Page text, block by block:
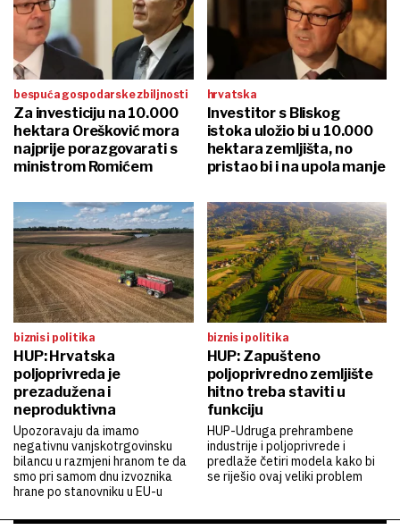
bespuća gospodarske zbiljnosti
Za investiciju na 10.000
hektara Orešković mora
najprije porazgovarati s
ministrom Romićem
hrvatska
Investitor s Bliskog
istoka uložio bi u 10.000
hektara zemljišta, no
pristao bi i na upola manje
biznis i politika
HUP: Hrvatska
poljoprivreda je
prezadužena i
neproduktivna
Upozoravaju da imamo
negativnu vanjskotrgovinsku
bilancu u razmjeni hranom te da
smo pri samom dnu izvoznika
hrane po stanovniku u EU-u
biznis i politika
HUP: Zapušteno
poljoprivredno zemljište
hitno treba staviti u
funkciju
HUP-Udruga prehrambene
industrije i poljoprivrede i
predlaže četiri modela kako bi
se riješio ovaj veliki problem